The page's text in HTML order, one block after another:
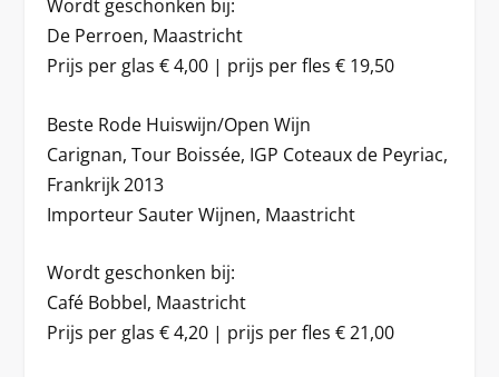
Wordt geschonken bij:
De Perroen, Maastricht
Prijs per glas € 4,00 | prijs per fles € 19,50
Beste Rode Huiswijn/Open Wijn
Carignan, Tour Boissée, IGP Coteaux de Peyriac,
Frankrijk 2013
Importeur Sauter Wijnen, Maastricht
Wordt geschonken bij:
Café Bobbel, Maastricht
Prijs per glas € 4,20 | prijs per fles € 21,00